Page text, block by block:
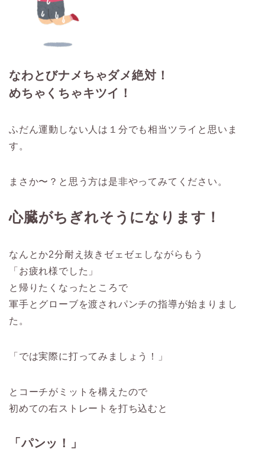
なわとびナメちゃダメ絶対！
めちゃくちゃキツイ！
ふだん運動しない人は１分でも相当ツライと思いま
す。
まさか〜？と思う方は是非やってみてください。
心臓がちぎれそうになります！
なんとか2分耐え抜きゼェゼェしながらもう
「お疲れ様でした」
と帰りたくなったところで
軍手とグローブを渡されパンチの指導が始まりまし
た。
「では実際に打ってみましょう！」
とコーチがミットを構えたので
初めての右ストレートを打ち込むと
「パンッ！」